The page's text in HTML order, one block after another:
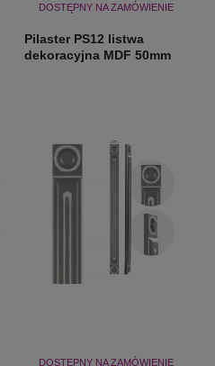
DOSTĘPNY NA ZAMÓWIENIE
Pilaster PS12 listwa
dekoracyjna MDF 50mm
DOSTĘPNY NA ZAMÓWIENIE